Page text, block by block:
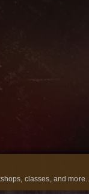
classes, and